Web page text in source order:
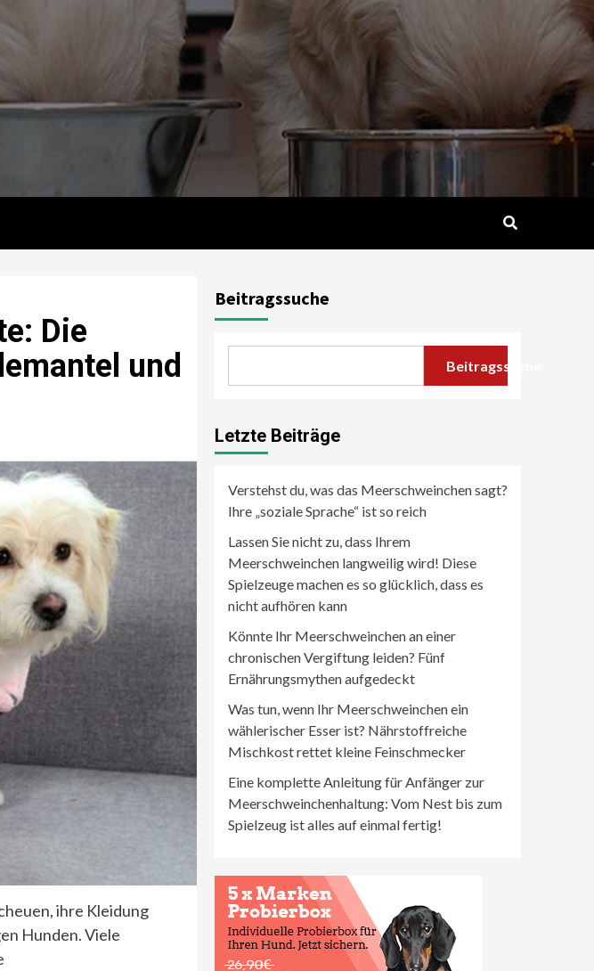
Die
und
ihre Kleidung
Hunden. Viele
Beitragssuche
Beitragssuche
Letzte Beiträge
Verstehst du, was das Meerschweinchen sagt?
Ihre „soziale Sprache“ ist so reich
Lassen Sie nicht zu, dass Ihrem
Meerschweinchen langweilig wird! Diese
Spielzeuge machen es so glücklich, dass es
nicht aufhören kann
Könnte Ihr Meerschweinchen an einer
chronischen Vergiftung leiden? Fünf
Ernährungsmythen aufgedeckt
Was tun, wenn Ihr Meerschweinchen ein
wählerischer Esser ist? Nährstoffreiche
Mischkost rettet kleine Feinschmecker
Eine komplette Anleitung für Anfänger zur
Meerschweinchenhaltung: Vom Nest bis zum
Spielzeug ist alles auf einmal fertig!